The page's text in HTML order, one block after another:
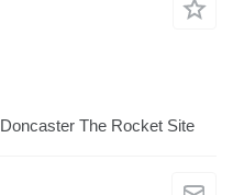
Ujedinjeno Kraljevstvo, DN10 Doncaster The Rocket Site